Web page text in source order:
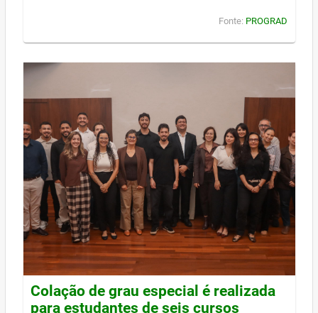
Fonte: PROGRAD
Colação de grau especial é realizada
para estudantes de seis cursos